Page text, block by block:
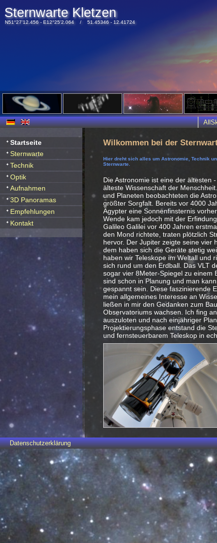
Sternwarte Kletzen
N51°27'12.456 - E12°25'2.064 / 51.45346 - 12.41724
Startseite
Sternwarte
Technik
Optik
Aufnahmen
3D Panoramas
Empfehlungen
Kontakt
Wilkommen bei der
Hier dreht sich alles um Astronomie, Technik
Sternwarte.
Die Astronomie ist eine der ältesten
älteste Wissenschaft der
und Planeten beobachteten die
größter Sorgfalt. Bereits vor 4000
Ägypter eine Sonnenfinsternis
Wende kam jedoch mit der
Galileo Galilei vor 400 Jahren
den Mond richtete, traten plötzlich
hervor. Der Jupiter zeigte seine vier
dem haben sich die Geräte stetig
haben wir Teleskope im Weltall und
sich rund um den Erdball. Das VLT
sogar vier 8Meter-Spiegel zu einem
sind schon in Planung und man
gespannt sein. Diese faszinierende
mein allgemeines Interesse an
ließen in mir den Gedanken zum
Observatoriums wachsen. Ich fing
auszuloten und nach einjähriger
Projektierungsphase entstand die
und fernsteuerbarem Teleskop in
Datenschutzerklärung